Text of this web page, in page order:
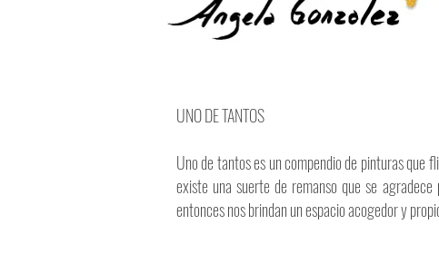
UNO DE TANTOS
Uno de tantos es un compendio de pinturas
existe una suerte de remanso que se
entonces nos brindan un espacio acogedor y